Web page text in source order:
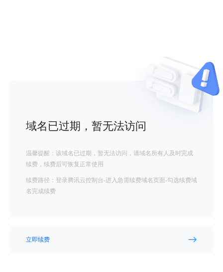
域名已过期，暂无法访问
温馨提醒：该域名已过期，暂无法访问，请域名所有人及时完成
续费，续费后可恢复正常使用
续费路径：登录腾讯云控制台-进入急需续费域名页面-勾选续费域
名完成续费
立即续费